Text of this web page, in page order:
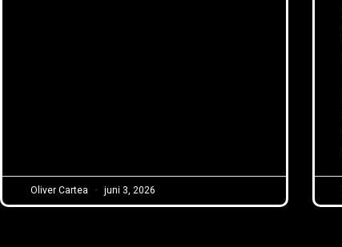
Oliver Cartea juni 3, 2026